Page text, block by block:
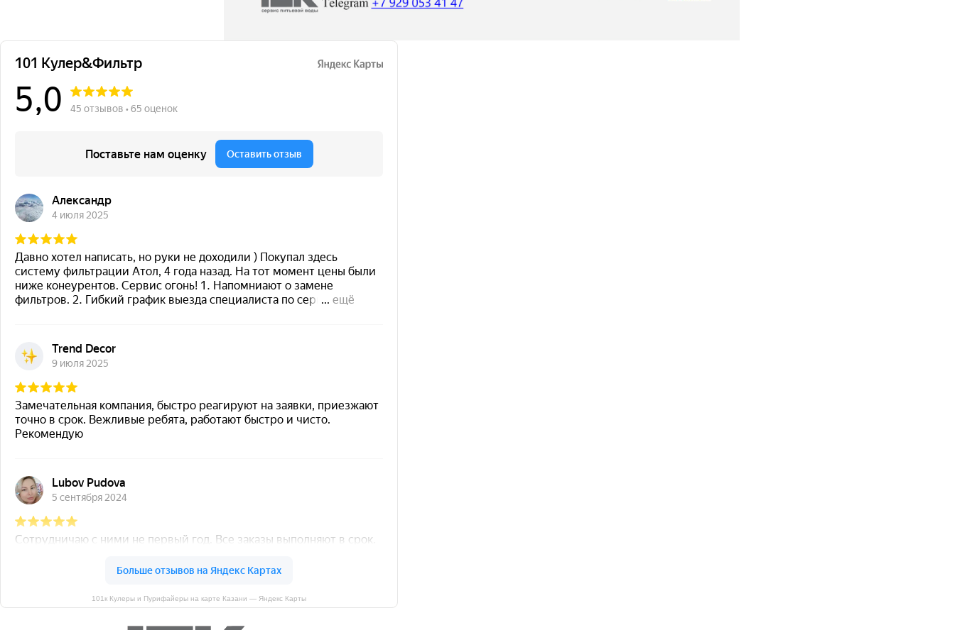
101к Кулеры и Пурифайеры на карте Казани — Яндекс Карты